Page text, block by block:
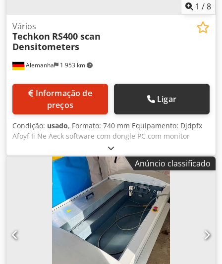
1 /8
Alemanha 1 953 km
Vários
Techkon RS400 scan
Densitometers
preços
Ligar
Condição: usado, Formato: 740 mm Equipamento: Djdpfx
Afoyf Ii Ne Aeck software com dongle PC com monitor
Anúncio classificado